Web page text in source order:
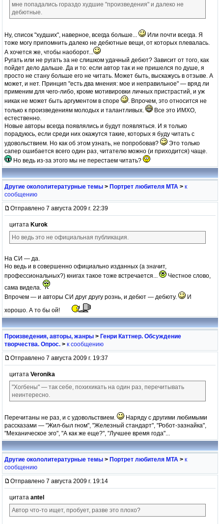
мне попадались гораздо худшие "произведения" и далеко не
дебютные.
Ну, список "худших", наверное, всегда больше...
Или почти всегда. Я
тоже могу припомнить далеко не дебютные вещи, от которых плевалась.
А хочется же, чтобы наоборот...
Ругать или не ругать за не слишком удачный дебют? Зависит от того, как
пойдет дело дальше. Да и то: если автор так и не пришелся по душе, я
просто не стану больше его не читать. Может быть, выскажусь в отзыве. А
может, и нет. Принцип "есть два мнения: мое и неправильное" — вряд ли
применим для чего-либо, кроме мотивировки личных пристрастий, и уж
никак не может быть аргументом в споре
. Впрочем, это относится не
только к произведениям молодых и талантливых.
Все это ИМХО,
естественно.
Новые авторы всегда появлялись и будут появляться. И я только
порадуюсь, если среди них окажутся такие, которых я буду читать с
удовольствием. Но как об этом узнать, не попробовав?
Это только
сапер ошибается всего один раз, читателю можно (и приходится) чаще.
Но ведь из-за этого мы не перестаем читать?
Другие окололитературные темы > Портрет любителя МТА > к
сообщению
Отправлено 7 августа 2009 г. 22:39
цитата Kurok
Но ведь это не официальная публикация.
На СИ — да.
Но ведь и в совершенно официально изданных (а значит,
профессиональных?) книгах такое тоже встречается...
Честное слово,
сама видела.
Впрочем — и авторы СИ друг другу рознь, и дебют — дебюту.
И
хорошо. А то бы ой!
Произведения, авторы, жанры > Генри Каттнер. Обсуждение
творчества. Опрос. > к сообщению
Отправлено 7 августа 2009 г. 19:37
цитата Veronika
"Хогбены" — так себе, похихикать на один раз, перечитывать
неинтересно.
Перечитаны не раз, и с удовольствием.
Наряду с другими любимыми
рассказами — "Жил-был гном", "Железный стандарт", "Робот-зазнайка",
"Механическое эго", "А как же еще?", "Лучшее время года"...
Другие окололитературные темы > Портрет любителя МТА > к
сообщению
Отправлено 7 августа 2009 г. 19:14
цитата antel
Автор что-то ищет, пробует, разве это плохо?